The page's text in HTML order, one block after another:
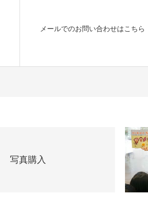
メールでのお問い合わせはこちら
写真購入